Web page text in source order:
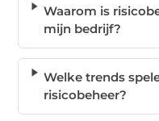
Waarom is
mijn bedrijf?
Welke trends
risicobeheer?